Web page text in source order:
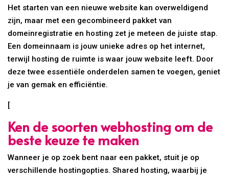
Het starten van een nieuwe website kan overweldigend
zijn, maar met een gecombineerd pakket van
domeinregistratie en hosting zet je meteen de juiste stap.
Een domeinnaam is jouw unieke adres op het internet,
terwijl hosting de ruimte is waar jouw website leeft. Door
deze twee essentiële onderdelen samen te voegen, geniet
je van gemak en efficiëntie.
[
Ken de soorten webhosting om de
beste keuze te maken
Wanneer je op zoek bent naar een pakket, stuit je op
verschillende hostingopties. Shared hosting, waarbij je